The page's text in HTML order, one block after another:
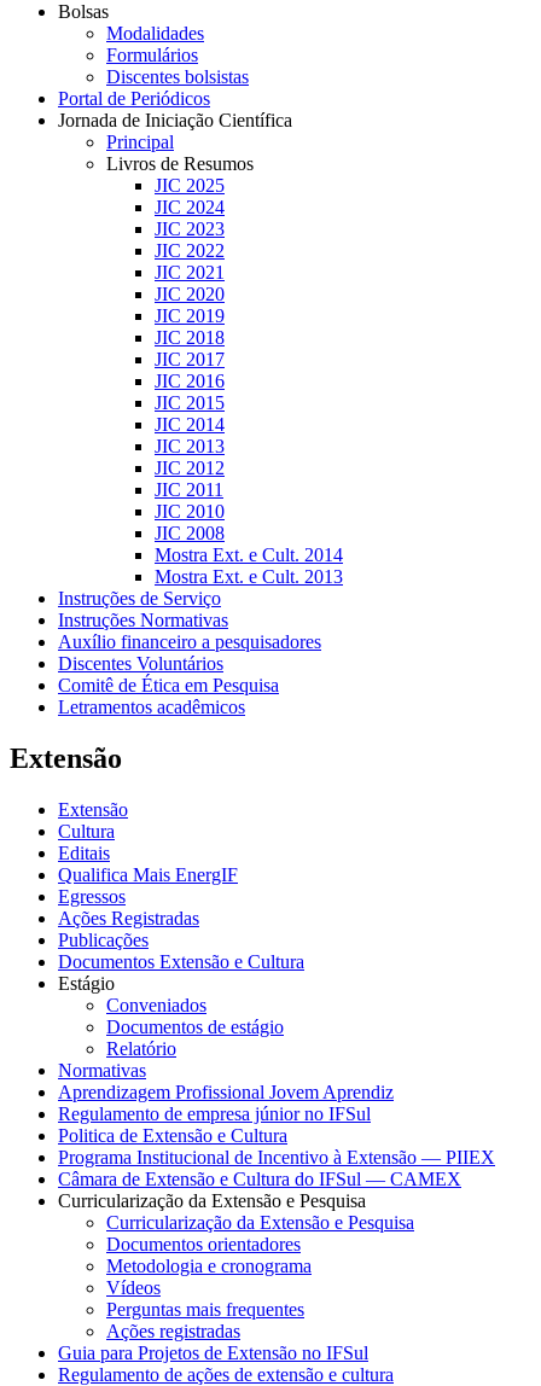
Bolsas
Modalidades
Formulários
Discentes bolsistas
Portal de Periódicos
Jornada de Iniciação Científica
Principal
Livros de Resumos
JIC 2025
JIC 2024
JIC 2023
JIC 2022
JIC 2021
JIC 2020
JIC 2019
JIC 2018
JIC 2017
JIC 2016
JIC 2015
JIC 2014
JIC 2013
JIC 2012
JIC 2011
JIC 2010
JIC 2008
Mostra Ext. e Cult. 2014
Mostra Ext. e Cult. 2013
Instruções de Serviço
Instruções Normativas
Auxílio financeiro a pesquisadores
Discentes Voluntários
Comitê de Ética em Pesquisa
Letramentos acadêmicos
Extensão
Extensão
Cultura
Editais
Qualifica Mais EnergIF
Egressos
Ações Registradas
Publicações
Documentos Extensão e Cultura
Estágio
Conveniados
Documentos de estágio
Relatório
Normativas
Aprendizagem Profissional Jovem Aprendiz
Regulamento de empresa júnior no IFSul
Politica de Extensão e Cultura
Programa Institucional de Incentivo à Extensão — PIIEX
Câmara de Extensão e Cultura do IFSul — CAMEX
Curricularização da Extensão e Pesquisa
Curricularização da Extensão e Pesquisa
Documentos orientadores
Metodologia e cronograma
Vídeos
Perguntas mais frequentes
Ações registradas
Guia para Projetos de Extensão no IFSul
Regulamento de ações de extensão e cultura